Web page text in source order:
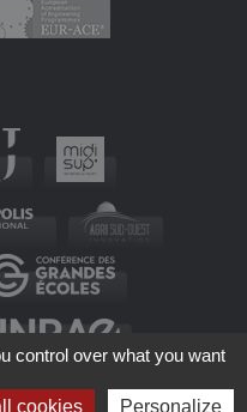
control over what you want
cookies Personalize